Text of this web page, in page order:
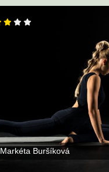
Markéta Buršíková